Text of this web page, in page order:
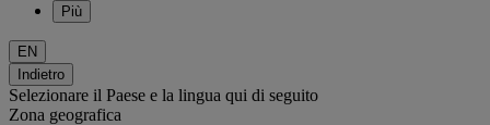
Più
EN
Indietro
Selezionare il Paese e la lingua qui di seguito
Zona geografica